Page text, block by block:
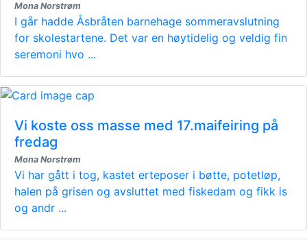
Mona Norstrøm
I går hadde Åsbråten barnehage sommeravslutning
for skolestartene. Det var en høytidelig og veldig fin
seremoni hvo ...
Vi koste oss masse med 17.maifeiring på
fredag
Mona Norstrøm
Vi har gått i tog, kastet erteposer i bøtte, potetløp,
halen på grisen og avsluttet med fiskedam og fikk is
og andr ...